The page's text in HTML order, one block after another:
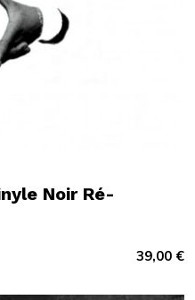
Noir Ré-
39,00 €